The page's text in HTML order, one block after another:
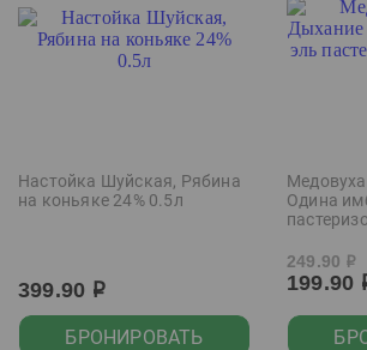
Настойка Шуйская, Рябина
на коньяке 24% 0.5л
399.90 р
БРОНИРОВАТЬ
Одина
249.90 р
199.90